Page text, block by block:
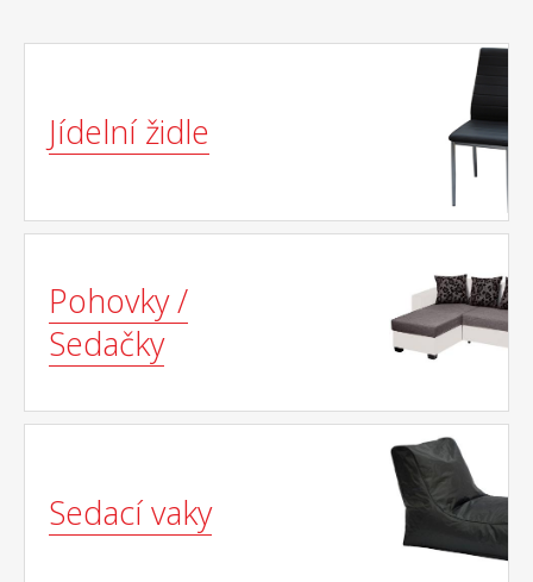
Jídelní židle
Pohovky /
Sedačky
Sedací vaky